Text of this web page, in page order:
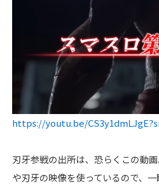
https://youtu.be/
刃牙参戦の出所は、恐らくこの動
や刃牙の映像を使っているので、